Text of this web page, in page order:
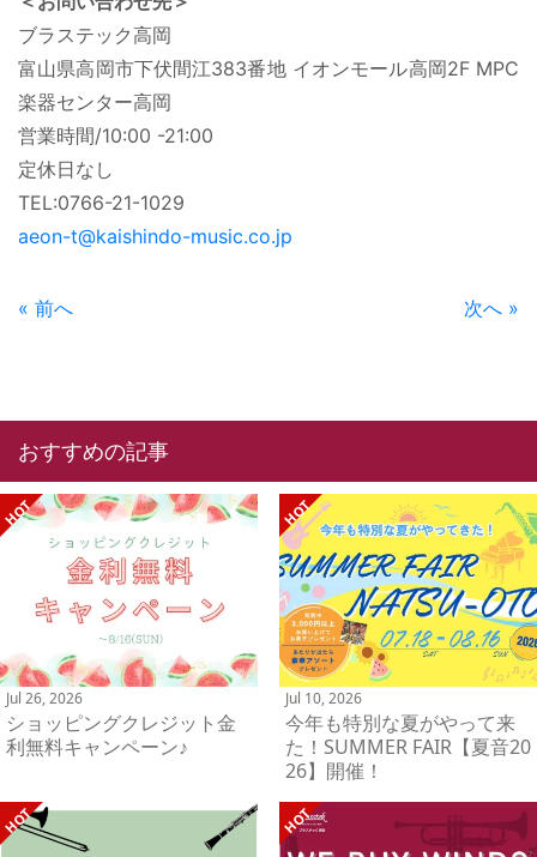
ブラステック高岡
富山県高岡市下伏間江383番地 イオンモール高岡2F MPC
楽器センター高岡
営業時間/10:00 -21:00
定休日なし
TEL:0766-21-1029
aeon-t@kaishindo-music.co.jp
« 前へ 次へ »
おすすめの記事
Jul 26, 2026
ショッピングクレジット金
利無料キャンペーン♪
Jul 10, 2026
今年も特別な夏がやって来
た！SUMMER FAIR【夏音20
26】開催！